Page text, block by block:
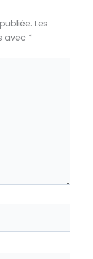
Les
avec *